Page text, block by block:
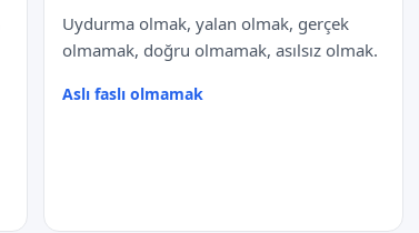
Uydurma olmak, yalan olmak, gerçek
olmamak, doğru olmamak, asılsız olmak.
Aslı faslı olmamak